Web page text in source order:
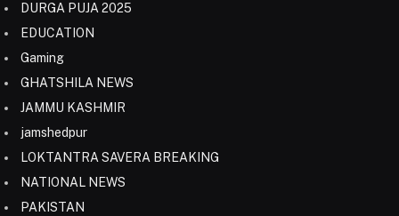
DURGA PUJA 2025
EDUCATION
Gaming
GHATSHILA NEWS
JAMMU KASHMIR
jamshedpur
LOKTANTRA SAVERA BREAKING
NATIONAL NEWS
PAKISTAN